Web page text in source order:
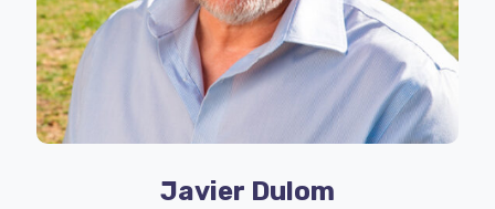
Javier Dulom